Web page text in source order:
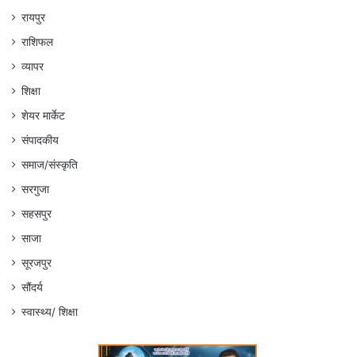
रायपुर
राशिफल
व्यापर
शिक्षा
शेयर मार्केट
संपादकीय
समाज/संस्कृति
सरगुजा
सहसपुर
साजा
सूरजपुर
सौंदर्य
स्वास्थ्य/ शिक्षा